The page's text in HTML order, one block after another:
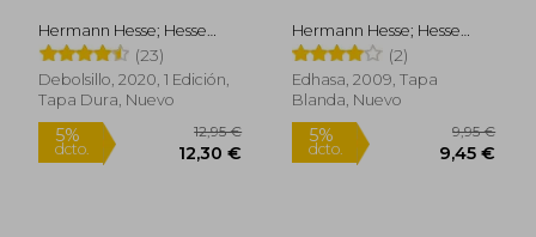
Hermann Hesse; Hesse
Hermann
(23)
Debolsillo, 2020, 1 Edición,
Tapa Dura, Nuevo
Hermann Hesse; Hesse
Hermann
(2)
Edhasa, 2009, Tapa
Blanda, Nuevo